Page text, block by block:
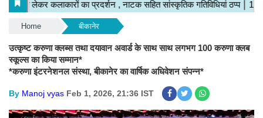
Home बीकानेर
उत्कृष्ट करुणा क्लब्स तथा दयावान अवार्ड के साथ साथ लगभग 100 करुणा क्लब
स्कूल्स का किया सम्मान*
*करुणा इंटरनेशनल संस्था, बीकानेर का वार्षिक अधिवेशन संपन्न*
By Manoj vyas Feb 1, 2026, 21:36 IST